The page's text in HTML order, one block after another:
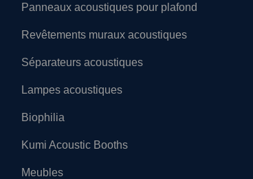
Panneaux acoustiques pour plafond
Revêtements muraux acoustiques
Séparateurs acoustiques
Lampes acoustiques
Biophilia
Kumi Acoustic Booths
Meubles